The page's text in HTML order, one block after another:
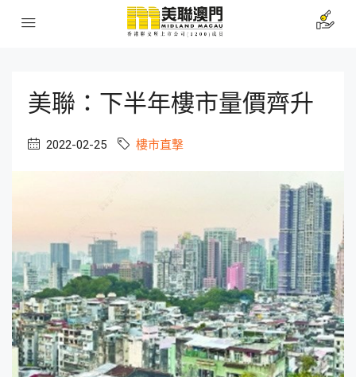
美聯：下半年樓市量價齊升
2022-02-25 樓市直撃